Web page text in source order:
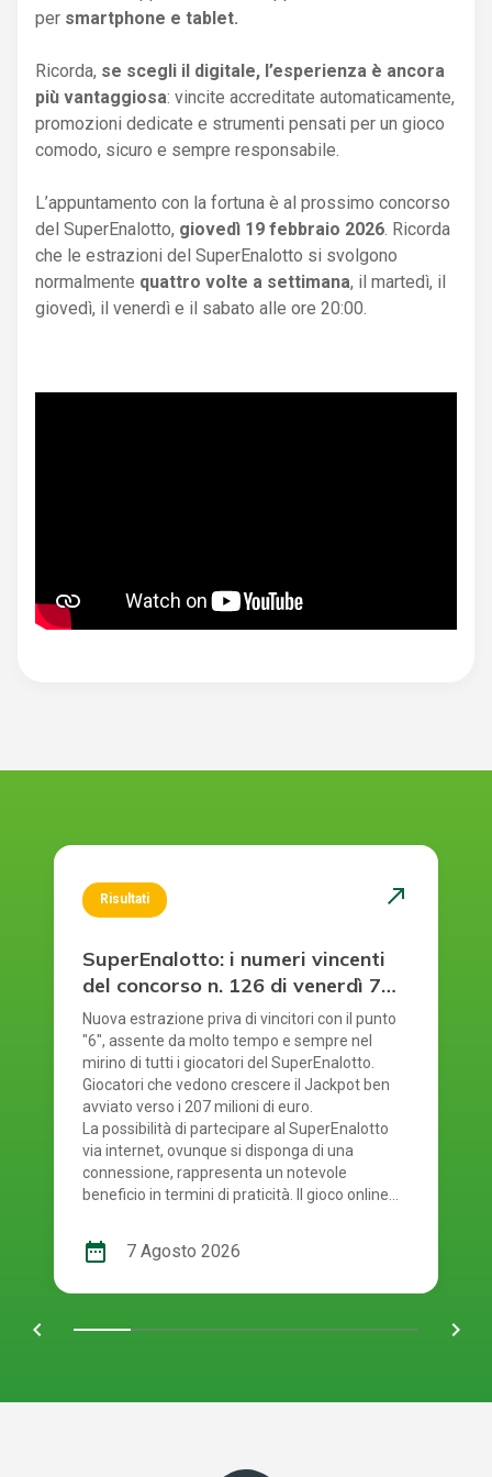
per smartphone e tablet.
Ricorda, se scegli il digitale, l’esperienza è ancora
più vantaggiosa: vincite accreditate automaticamente,
promozioni dedicate e strumenti pensati per un gioco
comodo, sicuro e sempre responsabile.
L’appuntamento con la fortuna è al prossimo concorso
del SuperEnalotto, giovedì 19 febbraio 2026 . Ricorda
che le estrazioni del SuperEnalotto si svolgono
normalmente quattro volte a settimana, il martedì, il
giovedì, il venerdì e il sabato alle ore 20:00.
Risultati north_east
SuperEnalotto: i numeri vincenti
del concorso n. 126 di venerdì 7
agosto 2026
Nuova estrazione priva di vincitori con il punto
"6", assente da molto tempo e sempre nel
mirino di tutti i giocatori del SuperEnalotto.
Giocatori che vedono crescere il Jackpot ben
avviato verso i 207 milioni di euro.
La possibilità di partecipare al SuperEnalotto
via internet, ovunque si disponga di una
connessione, rappresenta un notevole
beneficio in termini di praticità. Il gioco online
questo considerevole vantaggio: evita la
necessità di recarsi fisicamente in ricevitoria
tempo. E' giunto il momento quindi di
date_range 7 Agosto 2026
chevron_left navigate_next